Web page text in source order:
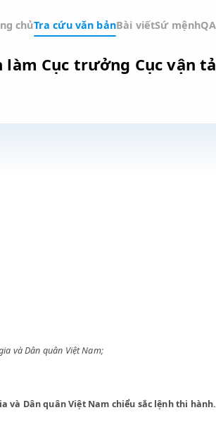
Trang chủTra cứu văn bảnBài viết
làm Cục trưởng
quốc gia và Dân quân Việt Nam;